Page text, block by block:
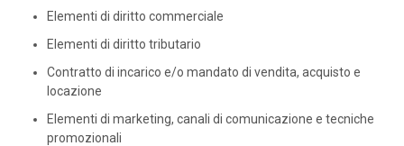
Elementi di diritto commerciale
Elementi di diritto tributario
Contratto di incarico e/o mandato di vendita, acquisto e
locazione
Elementi di marketing, canali di comunicazione e tecniche
promozionali